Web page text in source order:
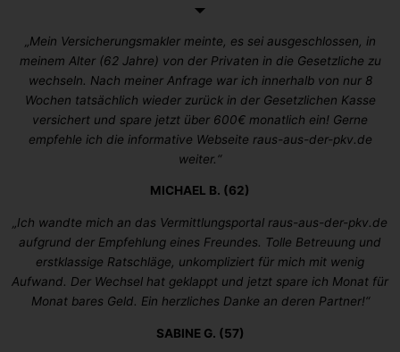
„Mein Versicherungsmakler meinte, es sei ausgeschlossen, in
meinem Alter (62 Jahre) von der Privaten in die Gesetzliche zu
wechseln. Nach meiner Anfrage war ich innerhalb von nur 8
Wochen tatsächlich wieder zurück in der Gesetzlichen Kasse
versichert und spare jetzt über 600€ monatlich ein! Gerne
empfehle ich die informative Webseite raus-aus-der-pkv.de
weiter.“
MICHAEL B. (62)
„Ich wandte mich an das Vermittlungsportal raus-aus-der-pkv.de
aufgrund der Empfehlung eines Freundes. Tolle Betreuung und
erstklassige Ratschläge, unkompliziert für mich mit wenig
Aufwand. Der Wechsel hat geklappt und jetzt spare ich Monat für
Monat bares Geld. Ein herzliches Danke an deren Partner!“
SABINE G. (57)